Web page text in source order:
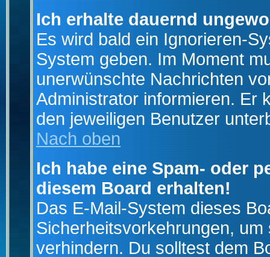
Ich erhalte dauernd
Es wird bald ein Ignorieren-
System geben. Im Moment
unerwünschte Nachrichten
Administrator informieren. Er
den jeweiligen Benutzer
Nach oben
Ich habe eine Spam- oder
diesem Board erhalten!
Das E-Mail-System dieses
Sicherheitsvorkehrungen,
verhindern. Du solltest dem